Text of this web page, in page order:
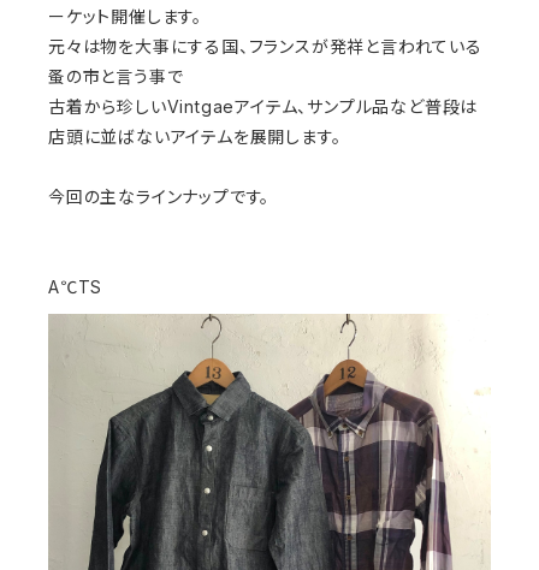
ーケット開催します。
元々は物を大事にする国、フランスが発祥と言われている
蚤の市と言う事で
古着から珍しいVintgaeアイテム、サンプル品など普段は
店頭に並ばないアイテムを展開します。
今回の主なラインナップです。
A℃TS